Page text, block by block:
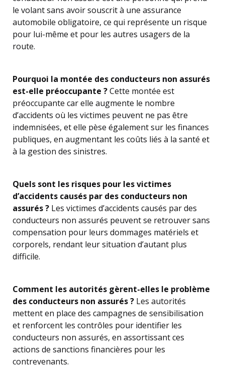
le volant sans avoir souscrit à une assurance
automobile obligatoire, ce qui représente un risque
pour lui-même et pour les autres usagers de la
route.
Pourquoi la montée des conducteurs non assurés
est-elle préoccupante ?Cette montée est
préoccupante car elle augmente le nombre
d’accidents où les victimes peuvent ne pas être
indemnisées, et elle pèse également sur les finances
publiques, en augmentant les coûts liés à la santé et
à la gestion des sinistres.
Quels sont les risques pour les victimes
d’accidents causés par des conducteurs non
assurés ? Les victimes d’accidents causés par des
conducteurs non assurés peuvent se retrouver sans
compensation pour leurs dommages matériels et
corporels, rendant leur situation d’autant plus
difficile.
Comment les autorités gèrent-elles le problème
des conducteurs non assurés ? Les autorités
mettent en place des campagnes de sensibilisation
et renforcent les contrôles pour identifier les
conducteurs non assurés, en assortissant ces
actions de sanctions financières pour les
contrevenants.